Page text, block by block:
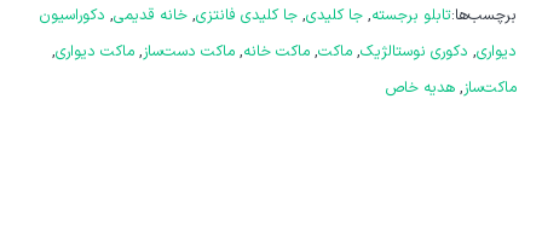
برچسب‌ها:تابلو برجسته, جا کلیدی, جا کلیدی فانتزی, خانه قدیمی, دکوراسیون
دیواری, دکوری نوستالژیک, ماکت, ماکت خانه, ماکت دست‌ساز, ماکت دیواری,
ماکت‌ساز, هدیه خاص